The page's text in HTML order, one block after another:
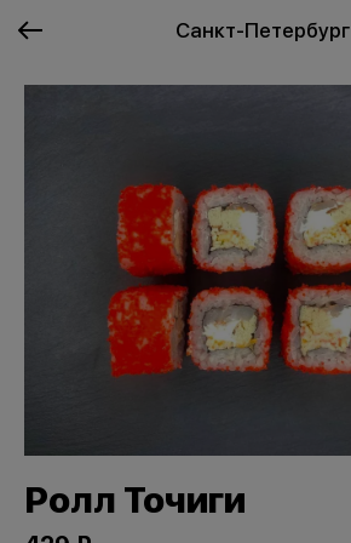
Санкт-Петербург
Ролл Точиги